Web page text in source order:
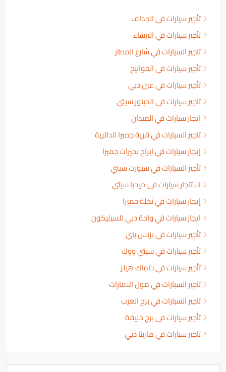
تأجير سيارات في الجداف
تأجير سيارات في البرشاء
تاجير السيارات في شارع المطار
تأجير سيارات في الخوانيج
تأجير سيارات في عين دبي
تاجير سيارات في الحبتور سيتي
ايجار سيارات في الميدان
تاجير السيارات في قرية جميرا الدائرية
إيجار سيارات في ابراج بحيرات جميرا
تأجير السيارات في سبورت سيتي
استئجار سيارات في ميديا سيتي
إيجار سيارات في نخلة جميرا
ايجار سيارات في واحة دبي للسيليكون
تأجير سيارات في بزنس باي
تأجير سيارات في سيتي ووك
تأجير سيارات في داماك هيلز
تاجير السيارات في مول الامارات
تاجير السيارات في برج العرب
تأجير سيارات في برج خليفة
تاجير سيارات في مارينا دبي